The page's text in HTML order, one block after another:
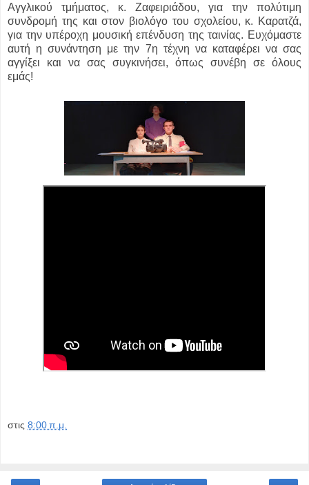
Αγγλικού τμήματος, κ. Ζαφειριάδου, για την πολύτιμη
συνδρομή της και στον βιολόγο του σχολείου, κ. Καρατζά,
για την υπέροχη μουσική επένδυση της ταινίας. Ευχόμαστε
αυτή η συνάντηση με την 7η τέχνη να καταφέρει να σας
αγγίξει και να σας συγκινήσει, όπως συνέβη σε όλους
εμάς!
στις 8:00 π.μ.